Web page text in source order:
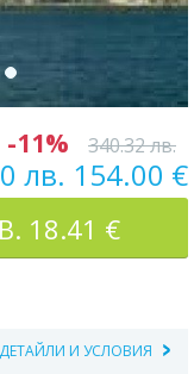
-11% 340.32 лв.
лв. 154.00 €
18.41 €
И УСЛОВИЯ